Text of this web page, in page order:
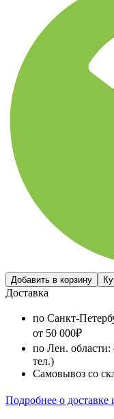
Доставка
по Санкт-
от 50 000₽
по Лен. области:
тел.)
Самовывоз со
Подробнее о доставке